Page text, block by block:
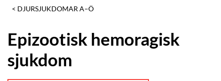
DJURSJUKDOMAR A–Ö
Epizootisk hemoragisk
sjukdom